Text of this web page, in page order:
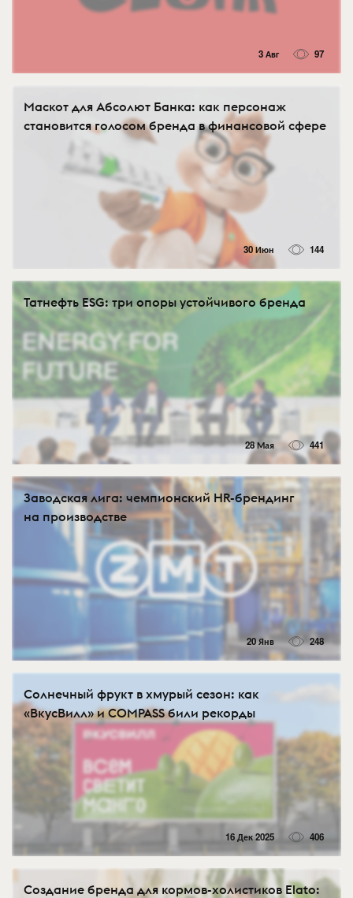
3 Авг 97
Маскот для Абсолют Банка: как персонаж
становится голосом бренда в финансовой сфере
30 Июн 144
Татнефть ESG: три опоры устойчивого бренда
28 Мая 441
Заводская лига: чемпионский HR-брендинг
на производстве
20 Янв 248
Солнечный фрукт в хмурый сезон: как
«ВкусВилл» и COMPASS били рекорды
16 Дек 2025 406
Создание бренда для кормов-холистиков Elato: